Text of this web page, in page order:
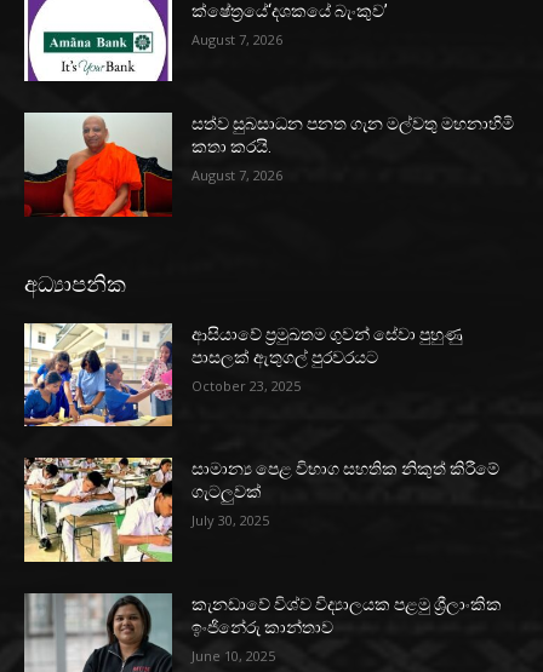
ක්ෂේත්‍රයේ‘දශකයේ බැංකුව’
August 7, 2026
සත්ව සුබසාධන පනත ගැන මල්වතු මහනාහිමි
කතා කරයි.
August 7, 2026
අධ්‍යාපනික
ආසියාවේ ප්‍රමුඛතම ගුවන් සේවා පුහුණු
පාසලක් ඇතුගල් පුරවරයට
October 23, 2025
සාමාන්‍ය පෙළ විභාග සහතික නිකුත් කිරීමේ
ගැටලුවක්
July 30, 2025
කැනඩාවේ විශ්ව විද්‍යාලයක පළමු ශ්‍රීලාංකික
ඉංජිනේරු කාන්තාව
June 10, 2025